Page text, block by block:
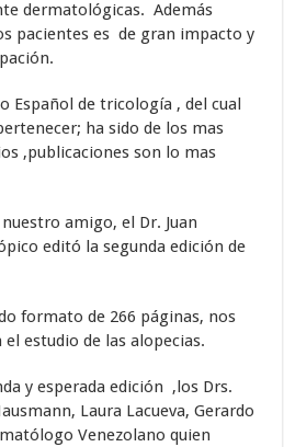
dermatológicas. Además
pacientes es de gran impacto y
Español de tricología , del cual
ha sido de los mas
,publicaciones son lo mas
amigo, el Dr. Juan
editó la segunda edición de
formato de 266 páginas, nos
estudio de las alopecias.
y esperada edición ,los Drs.
Laura Lacueva, Gerardo
Venezolano quien